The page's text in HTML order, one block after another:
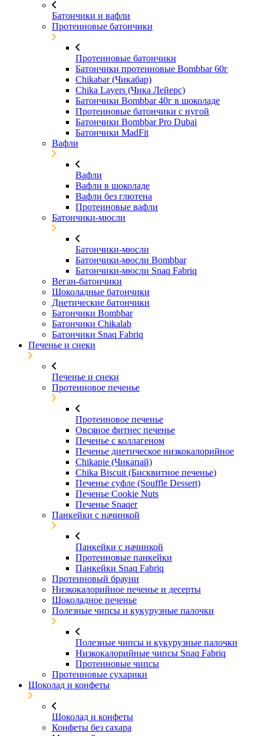
Батончики и вафли
Протеиновые батончики
Протеиновые батончики
Батончики протеиновые Bombbar 60г
Chikabar (Чикабар)
Chika Layers (Чика Лейерс)
Батончики Bombbar 40г в шоколаде
Протеиновые батончики с нугой
Батончики Bombbar Pro Dubai
Батончики MadFit
Вафли
Вафли
Вафли в шоколаде
Вафли без глютена
Протеиновые вафли
Батончики-мюсли
Батончики-мюсли
Батончики-мюсли Bombbar
Батончики-мюсли Snaq Fabriq
Веган-батончики
Шоколадные батончики
Диетические батончики
Батончики Bombbar
Батончики Chikalab
Батончики Snaq Fabriq
Печенье и снеки
Печенье и снеки
Протеиновое печенье
Протеиновое печенье
Овсяное фитнес печенье
Печенье с коллагеном
Печенье диетическое низкокалорийное
Chikapie (Чикапай)
Chika Biscuit (Бисквитное печенье)
Печенье суфле (Souffle Dessert)
Печенье Cookie Nuts
Печенье Snaqer
Панкейки с начинкой
Панкейки с начинкой
Протеиновые панкейки
Панкейки Snaq Fabriq
Протеиновый брауни
Низкокалорийное печенье и десерты
Шоколадное печенье
Полезные чипсы и кукурузные палочки
Полезные чипсы и кукурузные палочки
Низкокалорийные чипсы Snaq Fabriq
Протеиновые чипсы
Протеиновые сухарики
Шоколад и конфеты
Шоколад и конфеты
Конфеты без сахара